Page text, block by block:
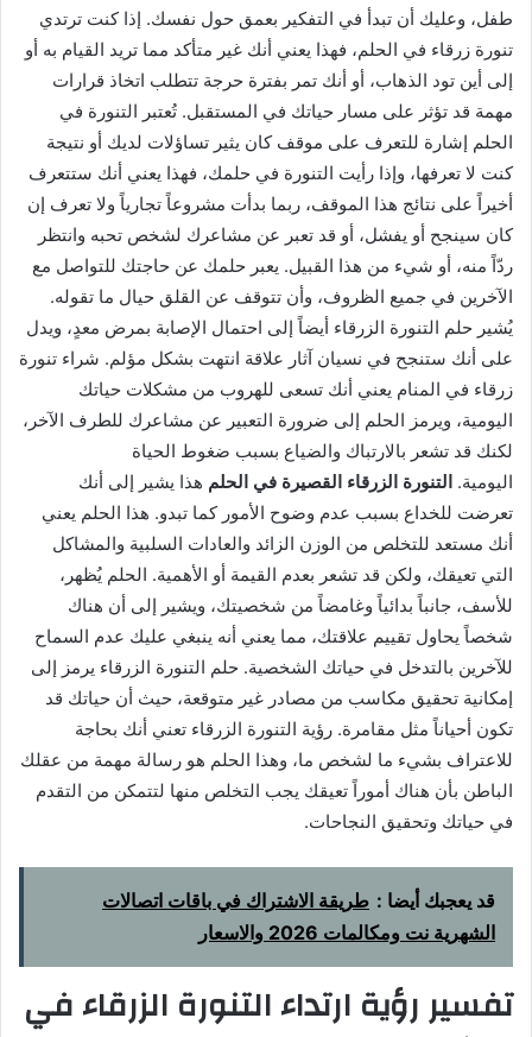
طفل، وعليك أن تبدأ في التفكير بعمق حول نفسك. إذا كنت ترتدي
تنورة زرقاء في الحلم، فهذا يعني أنك غير متأكد مما تريد القيام به أو
إلى أين تود الذهاب، أو أنك تمر بفترة حرجة تتطلب اتخاذ قرارات
مهمة قد تؤثر على مسار حياتك في المستقبل. تُعتبر التنورة في
الحلم إشارة للتعرف على موقف كان يثير تساؤلات لديك أو نتيجة
كنت لا تعرفها، وإذا رأيت التنورة في حلمك، فهذا يعني أنك ستتعرف
أخيراً على نتائج هذا الموقف، ربما بدأت مشروعاً تجارياً ولا تعرف إن
كان سينجح أو يفشل، أو قد تعبر عن مشاعرك لشخص تحبه وانتظر
ردّاً منه، أو شيء من هذا القبيل. يعبر حلمك عن حاجتك للتواصل مع
الآخرين في جميع الظروف، وأن تتوقف عن القلق حيال ما تقوله.
يُشير حلم التنورة الزرقاء أيضاً إلى احتمال الإصابة بمرض معدٍ، ويدل
على أنك ستنجح في نسيان آثار علاقة انتهت بشكل مؤلم. شراء تنورة
زرقاء في المنام يعني أنك تسعى للهروب من مشكلات حياتك
اليومية، ويرمز الحلم إلى ضرورة التعبير عن مشاعرك للطرف الآخر،
لكنك قد تشعر بالارتباك والضياع بسبب ضغوط الحياة
اليومية. التنورة الزرقاء القصيرة في الحلم هذا يشير إلى أنك
تعرضت للخداع بسبب عدم وضوح الأمور كما تبدو. هذا الحلم يعني
أنك مستعد للتخلص من الوزن الزائد والعادات السلبية والمشاكل
التي تعيقك، ولكن قد تشعر بعدم القيمة أو الأهمية. الحلم يُظهر،
للأسف، جانباً بدائياً وغامضاً من شخصيتك، ويشير إلى أن هناك
شخصاً يحاول تقييم علاقتك، مما يعني أنه ينبغي عليك عدم السماح
للآخرين بالتدخل في حياتك الشخصية. حلم التنورة الزرقاء يرمز إلى
إمكانية تحقيق مكاسب من مصادر غير متوقعة، حيث أن حياتك قد
تكون أحياناً مثل مقامرة. رؤية التنورة الزرقاء تعني أنك بحاجة
للاعتراف بشيء ما لشخص ما، وهذا الحلم هو رسالة مهمة من عقلك
الباطن بأن هناك أموراً تعيقك يجب التخلص منها لتتمكن من التقدم
في حياتك وتحقيق النجاحات.
قد يعجبك أيضا : طريقة الاشتراك في باقات اتصالات
الشهرية نت ومكالمات 2026 والاسعار
تفسير رؤية ارتداء التنورة الزرقاء في